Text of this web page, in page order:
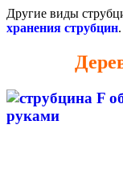
Другие виды
хранения струбцин.